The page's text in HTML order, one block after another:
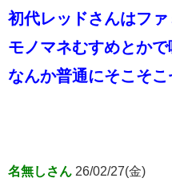
初代レッドさんはフ
モノマネむすめとか
なんか普通にそこそ
名無しさん 26/02/27(金)